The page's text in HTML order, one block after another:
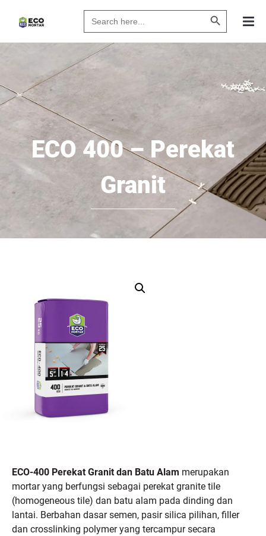
Search
for:
Search
ECO 400 – Perekat
Granit
ECO-400 Perekat Granit dan Batu Alam merupakan
mortar yang berfungsi sebagai perekat granite tile
(homogeneous tile) dan batu alam pada dinding dan
lantai. Berbahan dasar semen, pasir silica pilihan, filler
dan crosslinking polymer yang tercampur secara